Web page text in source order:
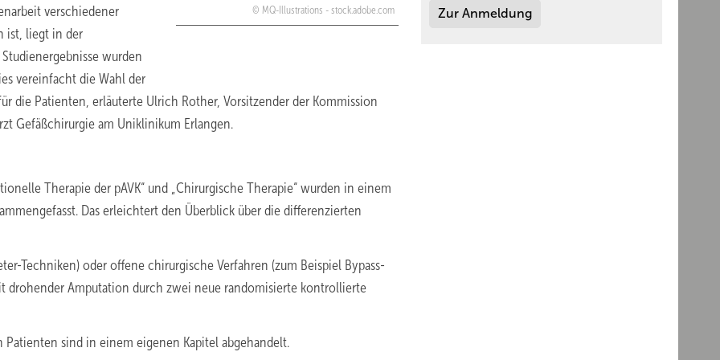
MQ-Illustrations - stock.adobe.com
verschiedener
ist, liegt in der
wurden
vereinfacht die Wahl der
die Patienten, erläuterte Ulrich Rother, Vorsitzender der Kommission
Gefäßchirurgie am Uniklinikum Erlangen.
Therapie der pAVK“ und „Chirurgische Therapie“ wurden in einem
Das erleichtert den Überblick über die differenzierten
Techniken) oder offene chirurgische Verfahren (zum Beispiel Bypass-
drohender Amputation durch zwei neue randomisierte kontrollierte
sind in einem eigenen Kapitel abgehandelt.
Zur Anmeldung